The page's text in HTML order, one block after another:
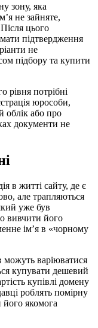
зону, яка
не зайняте,
цього
підтвердження
не
підбору та купити
рівня потрібні
юрособи,
облік або про
документи не
в житті сайту, де є
але трапляються
уже був
вивчити його
ім’я в «чорному
можуть варіюватися
купувати дешевий
купівлі домену
роблять помірну
його якомога